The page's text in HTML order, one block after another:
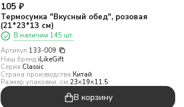
105 ₽
Термосумка "Вкусный обед", розовая
(21*23*13 см)
В наличии 145 шт.
Артикул:133-009
Наш бренд:iLikeGift
Серия:Classic
Страна производства:Китай
Размер упаковки, см:23×19×11.5
В корзину